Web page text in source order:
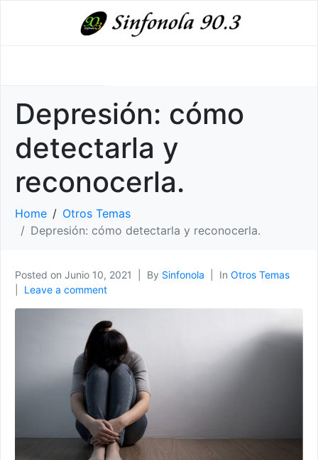
Depresión: cómo
detectarla y
reconocerla.
Home
Otros Temas
Depresión: cómo detectarla y reconocerla.
Posted on Junio 10, 2021 By Sinfonola In Otros Temas
Leave a comment